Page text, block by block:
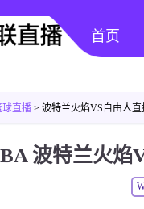
首页
球直播 > 波特兰火焰VS自由人
波特兰火焰